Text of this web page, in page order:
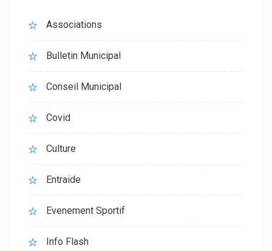
Associations
Bulletin Municipal
Conseil Municipal
Covid
Culture
Entraide
Evenement Sportif
Info Flash